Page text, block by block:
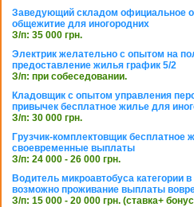
Заведующий складом официальное
общежитие для иногородних
З/п: 35 000 грн.
Электрик желательно с опытом на
предоставление жилья график 5/2
З/п: при собеседовании.
Кладовщик с опытом управления
привычек бесплатное жилье для
З/п: 30 000 грн.
Грузчик-комплектовщик бесплатное
своевременные выплаты
З/п: 24 000 - 26 000 грн.
Водитель микроавтобуса категории
возможно проживание выплаты
З/п: 15 000 - 20 000 грн. (ставка+